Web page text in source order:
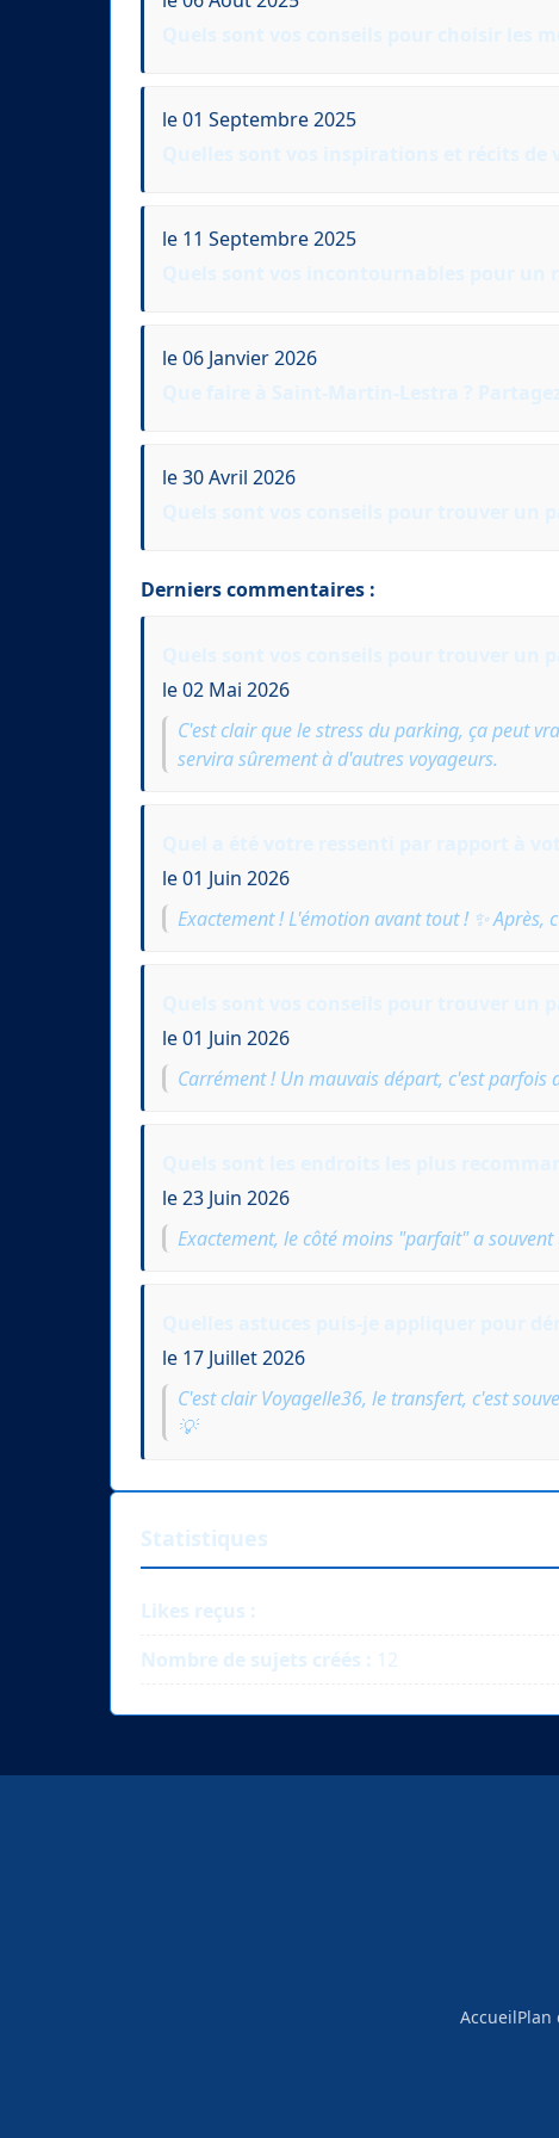
le 01 Septembre 2025
le 11 Septembre 2025
le 06 Janvier 2026
le 30 Avril 2026
Derniers commentaires :
le 02 Mai 2026
C'est clair que le stress du parking, ça peut
servira sûrement à d'autres voyageurs.
le 01 Juin 2026
Exactement ! L'émotion avant tout ! ✨
le 01 Juin 2026
Carrément ! Un mauvais départ, c'est
le 23 Juin 2026
Exactement, le côté moins "parfait" a
le 17 Juillet 2026
C'est clair Voyagelle36, le transfert, c'est
💡
Statistiques
Likes reçus :
Nombre de sujets créés : 12
AccueilPlan